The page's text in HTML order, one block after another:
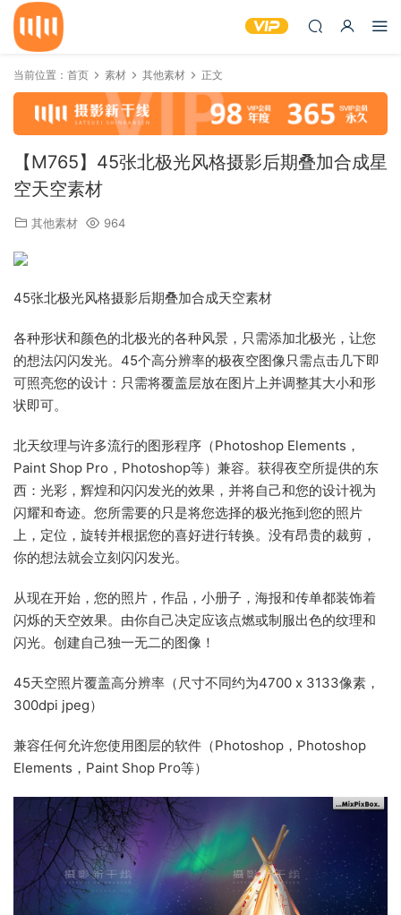
当前位置： 首页 素材 其他素材 正文
【M765】45张北极光风格摄影后期叠加合成星
空天空素材
其他素材 964
45张北极光风格摄影后期叠加合成天空素材
各种形状和颜色的北极光的各种风景，只需添加北极光，让您
的想法闪闪发光。45个高分辨率的极夜空图像只需点击几下即
可照亮您的设计：只需将覆盖层放在图片上并调整其大小和形
状即可。
北天纹理与许多流行的图形程序（Photoshop Elements，
Paint Shop Pro，Photoshop等）兼容。获得夜空所提供的东
西：光彩，辉煌和闪闪发光的效果，并将自己和您的设计视为
闪耀和奇迹。您所需要的只是将您选择的极光拖到您的照片
上，定位，旋转并根据您的喜好进行转换。没有昂贵的裁剪，
你的想法就会立刻闪闪发光。
从现在开始，您的照片，作品，小册子，海报和传单都装饰着
闪烁的天空效果。由你自己决定应该点燃或制服出色的纹理和
闪光。创建自己独一无二的图像！
45天空照片覆盖高分辨率（尺寸不同约为4700 x 3133像素，
300dpi jpeg）
兼容任何允许您使用图层的软件（Photoshop，Photoshop
Elements，Paint Shop Pro等）